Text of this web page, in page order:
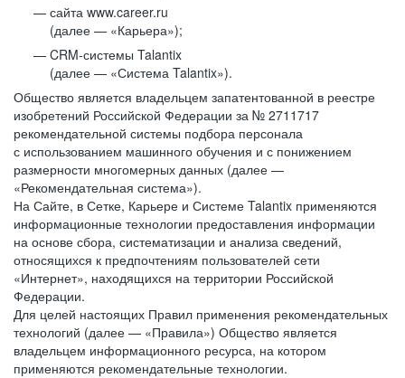
сайта www.career.ru
(далее — «Карьера»);
CRM-системы Talantix
(далее — «Система Talantix»).
Общество является владельцем запатентованной в реестре
изобретений Российской Федерации за № 2711717
рекомендательной системы подбора персонала
с использованием машинного обучения и с понижением
размерности многомерных данных (далее —
«Рекомендательная система»).
На Сайте, в Сетке, Карьере и Системе Talantix применяются
информационные технологии предоставления информации
на основе сбора, систематизации и анализа сведений,
относящихся к предпочтениям пользователей сети
«Интернет», находящихся на территории Российской
Федерации.
Для целей настоящих Правил применения рекомендательных
технологий (далее — «Правила») Общество является
владельцем информационного ресурса, на котором
применяются рекомендательные технологии.